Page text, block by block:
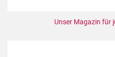
Unser Magazin für